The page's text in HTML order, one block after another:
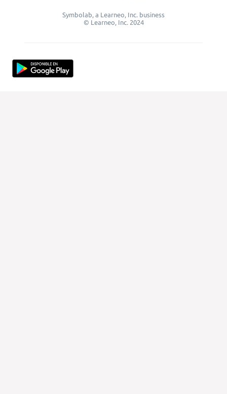
Symbolab, a Learneo, Inc. business
© Learneo, Inc. 2024